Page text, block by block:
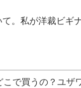
。私が洋裁ビギ
こで買うの？ユザ